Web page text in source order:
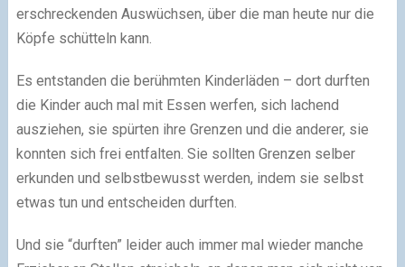
erschreckenden Auswüchsen, über die man heute nur die
Köpfe schütteln kann.
Es entstanden die berühmten Kinderläden – dort durften
die Kinder auch mal mit Essen werfen, sich lachend
ausziehen, sie spürten ihre Grenzen und die anderer, sie
konnten sich frei entfalten. Sie sollten Grenzen selber
erkunden und selbstbewusst werden, indem sie selbst
etwas tun und entscheiden durften.
Und sie “durften” leider auch immer mal wieder manche